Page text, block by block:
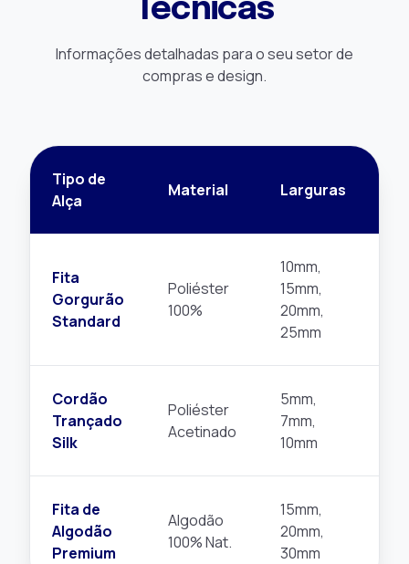
Técnicas
Informações detalhadas para o seu setor de
compras e design.
Tipo de
Alça
Material Larguras
Fita
Gorgurão
Standard
Poliéster
100%
10mm,
15mm,
20mm,
25mm
Cordão
Trançado
Silk
Poliéster
Acetinado
5mm,
7mm,
10mm
Fita de
Algodão
Premium
Algodão
100% Nat.
15mm,
20mm,
30mm